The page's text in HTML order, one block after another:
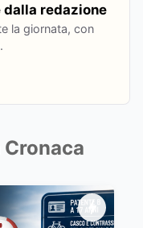
dalla redazione
la giornata, con
Cronaca